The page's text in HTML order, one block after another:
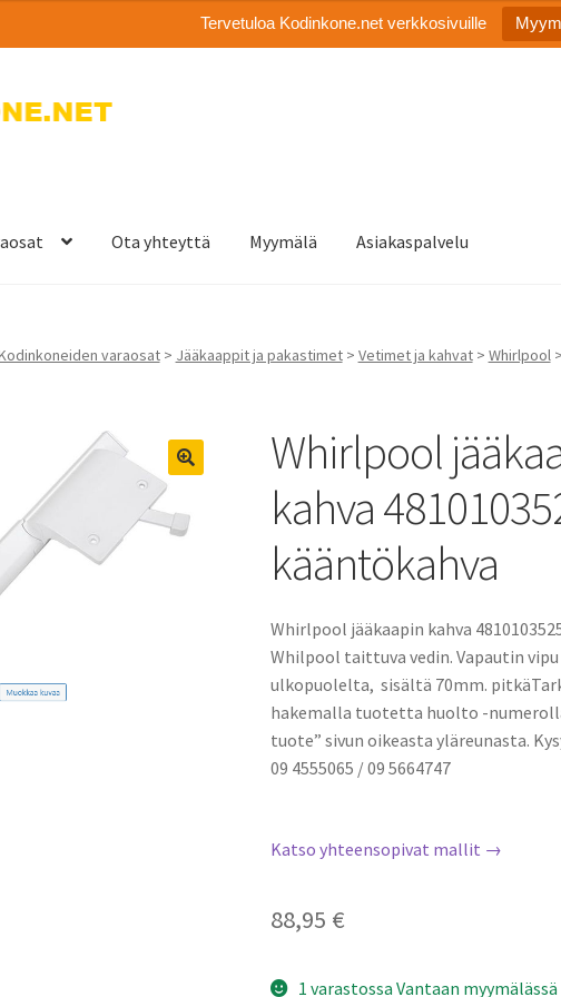
Tervetuloa Kodinkone.net verkkosivuille
Ota yhteyttä Myymälä Asiakaspalvelu
varaosat> Jääkaappit ja pakastimet> Vetimet ja kahvat> Whirlpool
Whirlpool
kahva
kääntökahva
Whirlpool jääkaapin kahva
Whilpool taittuva vedin. Vapautin
ulkopuolelta, sisältä 70mm.
hakemalla tuotetta huolto -
tuote” sivun oikeasta yläreunasta.
09 4555065 / 09 5664747
Katso yhteensopivat mallit →
88,95 €
1 varastossa Vantaan myymälässä